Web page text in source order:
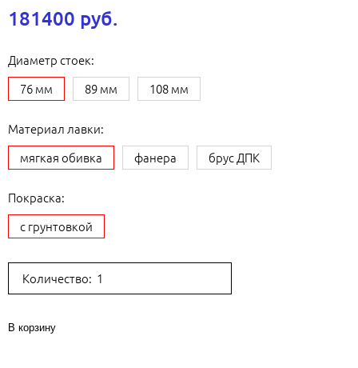
181400 руб.
Диаметр стоек:
76 мм
89 мм 108 мм
Материал лавки:
мягкая обивка
фанера брус ДПК
Покраска:
с грунтовкой
Количество:
В корзину